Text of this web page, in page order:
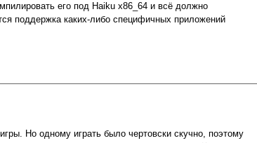
его под Haiku x86_64 и всё должно
поддержка каких-либо специфичных приложений
Но одному играть было чертовски скучно, поэтому